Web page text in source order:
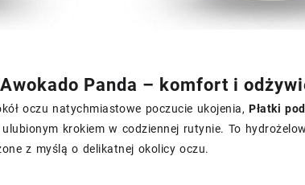
Panda – komfort i
oczu natychmiastowe poczucie ukojenia,Płatki
krokiem w codziennej rutynie. To
z myślą o delikatnej okolicy oczu.